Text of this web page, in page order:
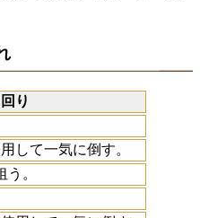
り
して一気に倒す。
。